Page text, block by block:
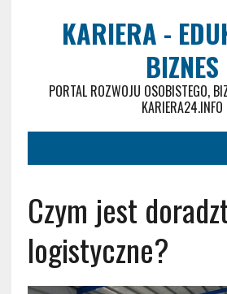
KARIERA -
BIZNES
PORTAL ROZWOJU OSOBISTEGO,
KARIERA24.INFO
Czym jest
logistyczne?